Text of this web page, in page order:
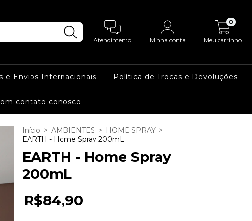
Atendimento Minha conta Meu carrinho
0
e Envios Internacionais Política de Trocas e Devoluções
contato conosco
Início > AMBIENTES > HOME SPRAY >
EARTH - Home Spray 200mL
EARTH - Home Spray
200mL
R$84,90